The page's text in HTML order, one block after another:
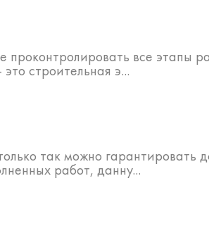
проконтролировать все этапы
строительная э...
так можно гарантировать
работ, данну...